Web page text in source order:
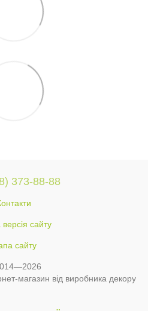
373-88-88
сайту
сайту
магазин від виробника декору